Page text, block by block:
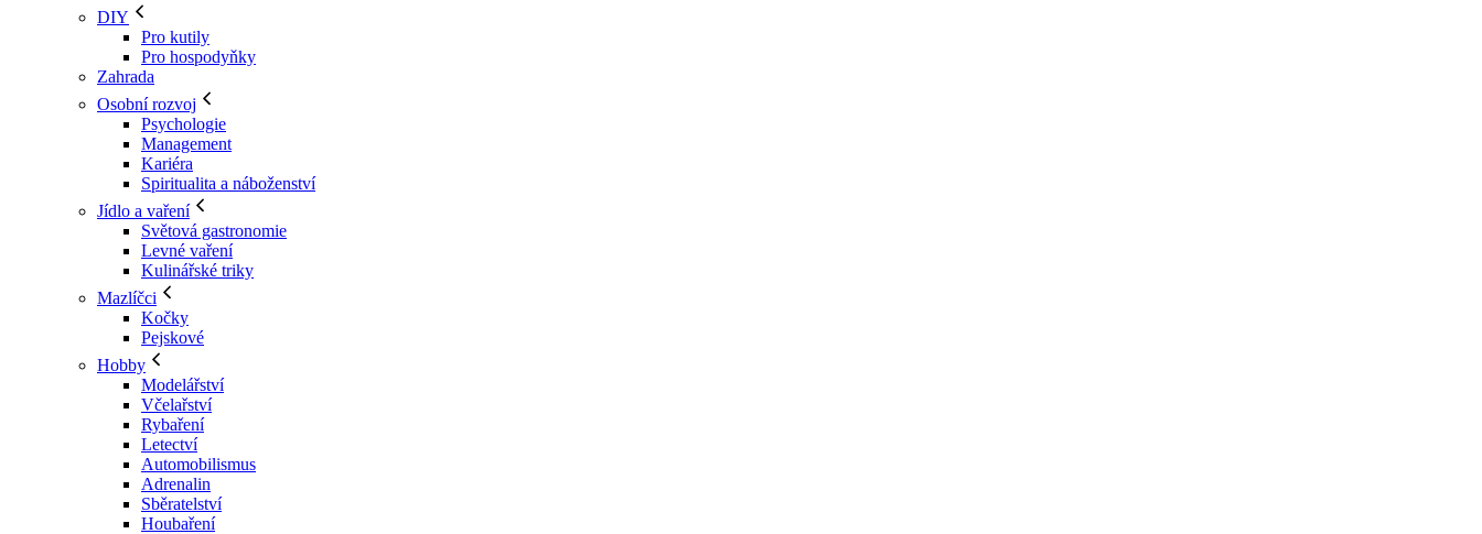
DIY
Pro kutily
Pro hospodyňky
Zahrada
Osobní rozvoj
Psychologie
Management
Kariéra
Spiritualita a náboženství
Jídlo a vaření
Světová gastronomie
Levné vaření
Kulinářské triky
Mazlíčci
Kočky
Pejskové
Hobby
Modelářství
Včelařství
Rybaření
Letectví
Automobilismus
Adrenalin
Sběratelství
Houbaření